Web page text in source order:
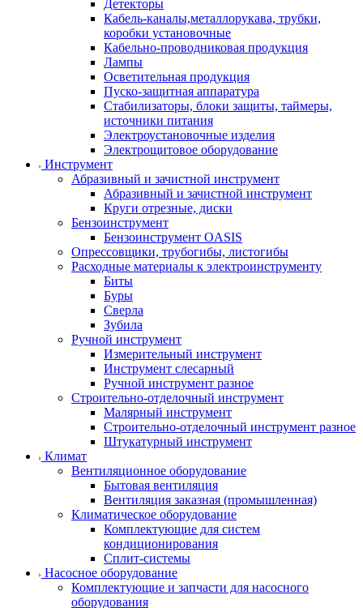
Детекторы
Кабель-каналы,металлорукава, трубки,
коробки установочные
Кабельно-проводниковая продукция
Лампы
Осветительная продукция
Пуско-защитная аппаратура
Стабилизаторы, блоки защиты, таймеры,
источники питания
Электроустановочные изделия
Электрощитовое оборудование
Инструмент
Абразивный и зачистной инструмент
Абразивный и зачистной инструмент
Круги отрезные, диски
Бензоинструмент
Бензоинструмент OASIS
Опрессовщики, трубогибы, листогибы
Расходные материалы к электроинструменту
Биты
Буры
Сверла
Зубила
Ручной инструмент
Измерительный инструмент
Инструмент слесарный
Ручной инструмент разное
Строительно-отделочный инструмент
Малярный инструмент
Строительно-отделочный инструмент разное
Штукатурный инструмент
Климат
Вентиляционное оборудование
Бытовая вентиляция
Вентиляция заказная (промышленная)
Климатическое оборудование
Комплектующие для систем
кондиционирования
Сплит-системы
Насосное оборудование
Комплектующие и запчасти для насосного
оборудования